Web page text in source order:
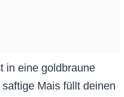
in eine goldbraune
Mais füllt deinen